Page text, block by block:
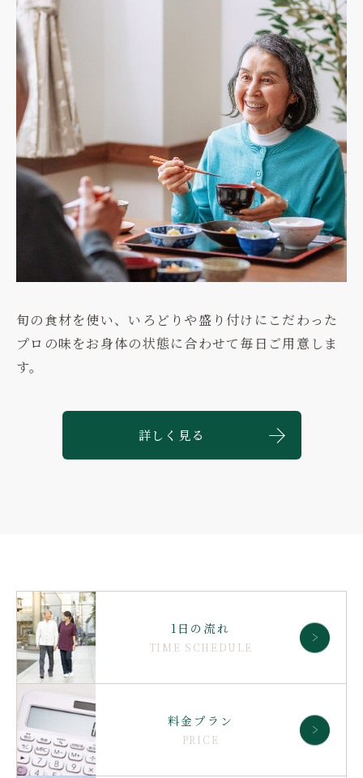
旬の食材を使い、いろどりや盛り付けにこだわった
プロの味をお身体の状態に合わせて毎日ご用意しま
す。
詳しく見る
1日の流れ
TIME SCHEDULE
料金プラン
PRICE